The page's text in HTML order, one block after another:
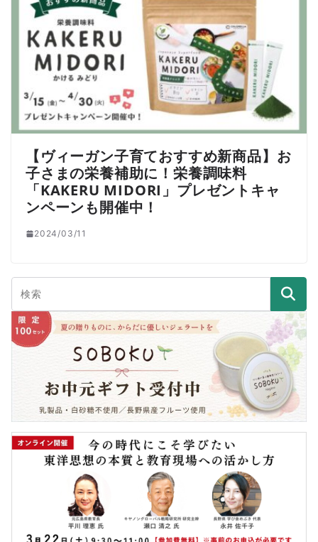
【ヴィーガン子育ておすすめ新商品】お
子さまの栄養補助に！栄養調味料
「KAKERU MIDORI」プレゼントキャ
ンペーンも開催中！
2024/03/11